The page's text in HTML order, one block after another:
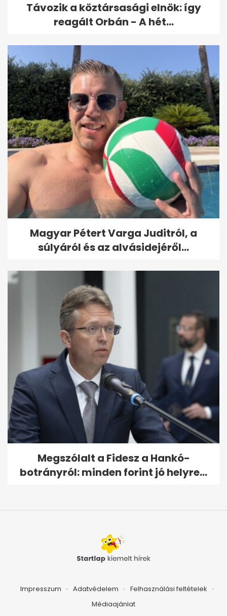
Távozik a köztársasági elnök: így
reagált Orbán - A hét...
Magyar Pétert Varga Juditról, a
súlyáról és az alvásidejéről...
Megszólalt a Fidesz a Hankó-
botrányról: minden forint jó helyre...
Impresszum Adatvédelem
Felhasználási feltételek
Médiaajánlat